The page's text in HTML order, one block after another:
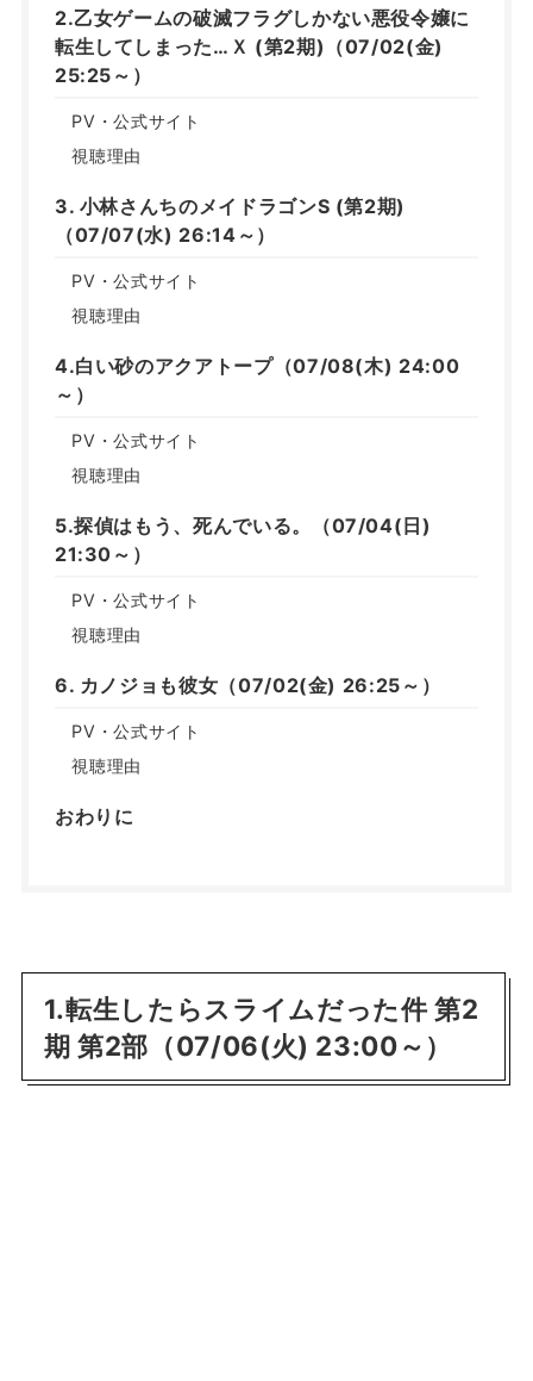
2.乙女ゲームの破滅フラグしかない悪役令嬢に
転生してしまった…Ｘ (第2期)（07/02(金)
25:25～）
PV・公式サイト
視聴理由
3. 小林さんちのメイドラゴンS (第2期)
（07/07(水) 26:14～）
PV・公式サイト
視聴理由
4.白い砂のアクアトープ（07/08(木) 24:00
～）
PV・公式サイト
視聴理由
5.探偵はもう、死んでいる。（07/04(日)
21:30～）
PV・公式サイト
視聴理由
6. カノジョも彼女（07/02(金) 26:25～）
PV・公式サイト
視聴理由
おわりに
1.転生したらスライムだった件 第2
期 第2部（07/06(火) 23:00～）